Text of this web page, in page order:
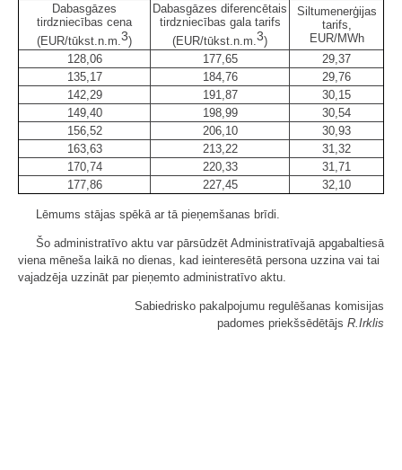
Dabasgāzes
tirdzniecības cena
(EUR/tūkst.n.m.3)
Dabasgāzes diferencētais
tirdzniecības gala tarifs
(EUR/tūkst.n.m.3)
Siltumenerģijas
tarifs,
EUR/MWh
128,06
177,65
29,37
135,17
184,76
29,76
142,29
191,87
30,15
149,40
198,99
30,54
156,52
206,10
30,93
163,63
213,22
31,32
170,74
220,33
31,71
177,86
227,45 32,10
Lēmums stājas spēkā ar tā pieņemšanas brīdi.
Šo administratīvo aktu var pārsūdzēt Administratīvajā apgabaltiesā
viena mēneša laikā no dienas, kad ieinteresētā persona uzzina vai tai
vajadzēja uzzināt par pieņemto administratīvo aktu.
Sabiedrisko pakalpojumu regulēšanas komisijas
padomes priekšsēdētājs R.Irklis